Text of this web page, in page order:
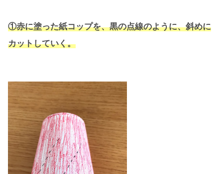
①赤に塗った紙コップを、黒の点線のように、斜めに
カットしていく。